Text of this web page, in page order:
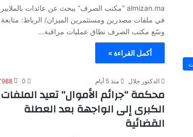
almizan.ma “مكتب الصرف” يبحث عن عائدات بالملايير
في ملفات مصدرين ومستثمرين الميزان/ الرباط: متابعة
وسّع مكتب الصرف نطاق عمليات مراقبة…
أكمل القراءة »
الدكتور جلال منذ 5 أيام 0
محكمة “جرائم الأموال” تعيد الملفات
الكبرى إلى الواجهة بعد العطلة
القضائية